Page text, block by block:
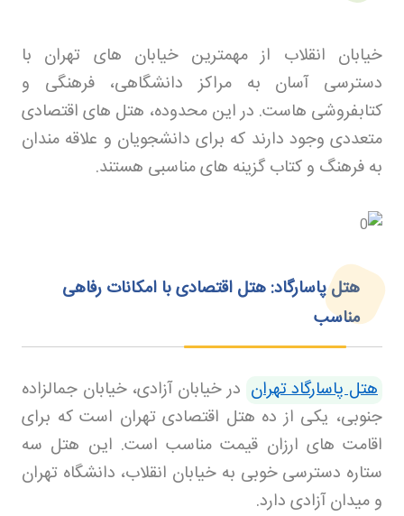
خیابان انقلاب از مهمترین خیابان های تهران با
دسترسی آسان به مراکز دانشگاهی، فرهنگی و
کتابفروشی هاست. در این محدوده، هتل های اقتصادی
متعددی وجود دارند که برای دانشجویان و علاقه مندان
به فرهنگ و کتاب گزینه های مناسبی هستند.
هتل پاسارگاد: هتل اقتصادی با امکانات رفاهی
مناسب
هتل پاسارگاد تهران در خیابان آزادی، خیابان جمالزاده
جنوبی، یکی از ده هتل اقتصادی تهران است که برای
اقامت های ارزان قیمت مناسب است. این هتل سه
ستاره دسترسی خوبی به خیابان انقلاب، دانشگاه تهران
و میدان آزادی دارد.